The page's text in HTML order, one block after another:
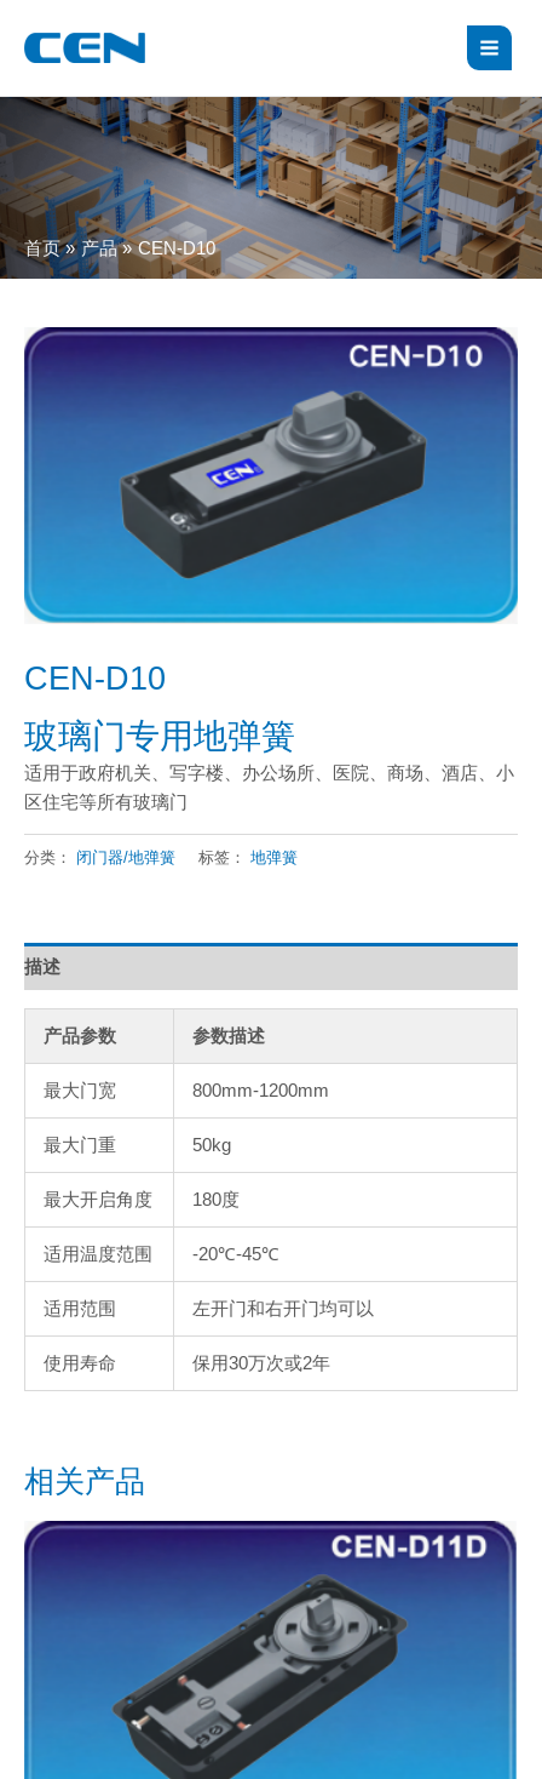
容
首页 产品 CEN-D10
CEN-D10
玻璃门专用地弹簧
适用于政府机关、写字楼、办公场所、医院、商场、酒店、小
区住宅等所有玻璃门
分类： 闭门器/地弹簧 标签： 地弹簧
描述
产品参数 参数描述
最大门宽 800mm-1200mm
最大门重 50kg
最大开启角度 180度
适用温度范围 -20℃-45℃
适用范围 左开门和右开门均可以
使用寿命 保用30万次或2年
相关产品